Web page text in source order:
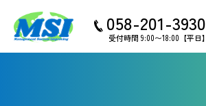
058-201-3930
受付時間 9:00〜18:00【平日】